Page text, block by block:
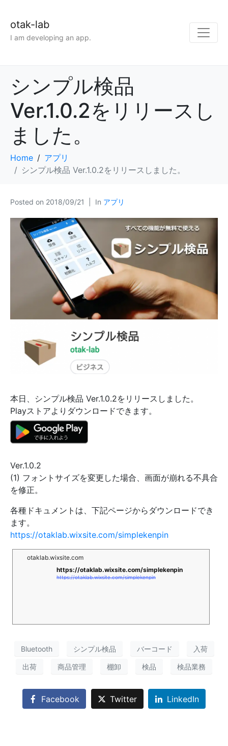
otak-lab
I am developing an app.
シンプル検品
Ver.1.0.2をリリースし
ました。
Home
アプリ
シンプル検品 Ver.1.0.2をリリースしました。
Posted on 2018/09/21 In アプリ
本日、シンプル検品 Ver.1.0.2をリリースしました。
Playストアよりダウンロードできます。
Ver.1.0.2
(1) フォントサイズを変更した場合、画面が崩れる不具合
を修正。
各種ドキュメントは、下記ページからダウンロードでき
ます。
https://otaklab.wixsite.com/simplekenpin
otaklab.wixsite.com
https://otaklab.wixsite.com/simplekenpin
https://otaklab.wixsite.com/simplekenpin
Bluetooth シンプル検品 バーコード 入荷
出荷 商品管理 棚卸 検品 検品業務
Facebook Twitter LinkedIn